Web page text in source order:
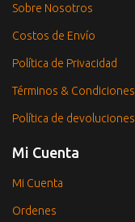
Sobre Nosotros
Costos de Envío
Política de Privacidad
Términos & Condiciones
Política de devoluciones
Mi Cuenta
Mi Cuenta
Ordenes